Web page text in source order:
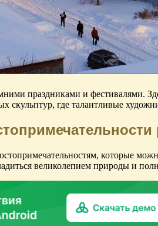
праздниками и фестивалями.
где талантливые
которые
великолепием природы и